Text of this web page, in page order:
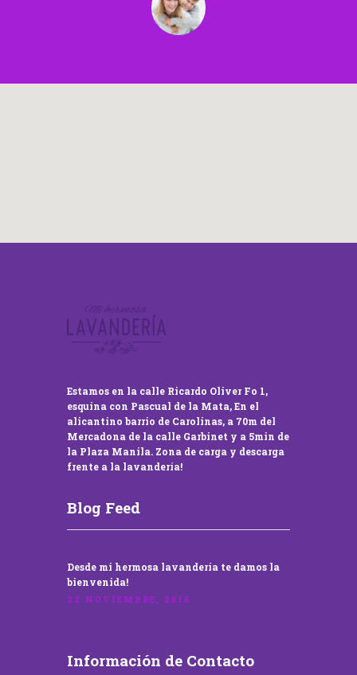
Estamos en la calle Ricardo Oliver Fo 1,
esquina con Pascual de la Mata, En el
alicantino barrio de Carolinas, a 70m del
Mercadona de la calle Garbinet y a 5min de
la Plaza Manila. Zona de carga y descarga
frente a la lavandería!
Blog Feed
Desde mi hermosa lavandería te damos la
bienvenida!
22 NOVIEMBRE, 2016
Información de Contacto